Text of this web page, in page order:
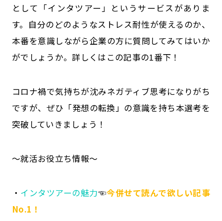
として「インタツアー」というサービスがありま
す。自分のどのようなストレス耐性が使えるのか、
本番を意識しながら企業の方に質問してみてはいか
がでしょうか。詳しくはこの記事の1番下！
コロナ禍で気持ちが沈みネガティブ思考になりがち
ですが、ぜひ「発想の転換」の意識を持ち本選考を
突破していきましょう！
～就活お役立ち情報～
・ インタツアーの魅力☜今併せて読んで欲しい記事
No.1！